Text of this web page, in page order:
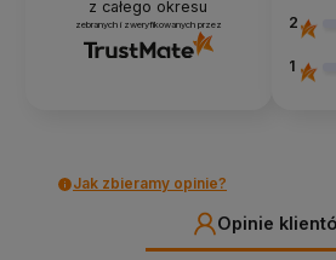
z całego okresu
zebranych i zweryfikowanych przez 2
1
Jak zbieramy opinie?
Opinie